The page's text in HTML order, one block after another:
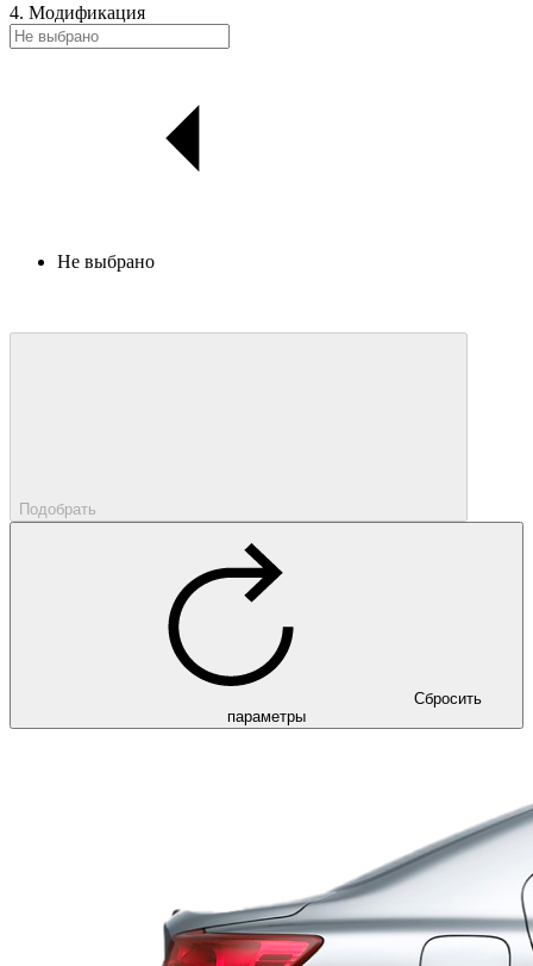
4. Модификация
Не выбрано
Подобрать
параметры